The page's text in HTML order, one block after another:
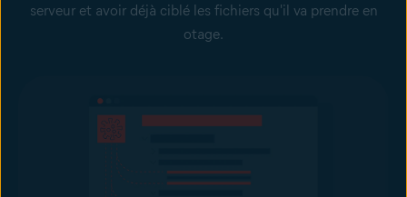
serveur et avoir déjà ciblé les fichiers qu'il va prendre en
otage.